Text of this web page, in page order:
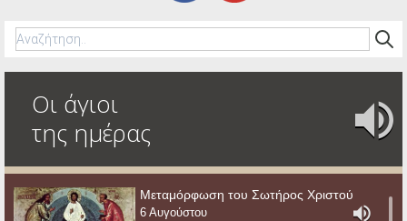
Οι άγιοι
της ημέρας
Μεταμόρφωση του Σωτήρος Χριστού
6 Αυγούστου